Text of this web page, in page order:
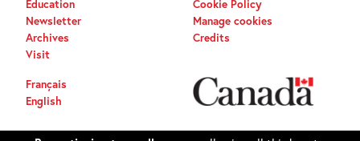
Education
Newsletter
Archives
Visit
Cookie Policy
Manage cookies
Credits
Français
English